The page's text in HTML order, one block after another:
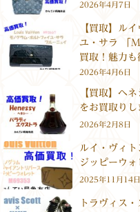
2026年4月7日
【買取】ル
ユ・サラ 「
買取！魅力も
2026年4月6日
【買取】ヘ
をお買取りし
2026年2月8日
ルイ・ヴィ
ジッピーウ
2025年11月14日
トラヴィス